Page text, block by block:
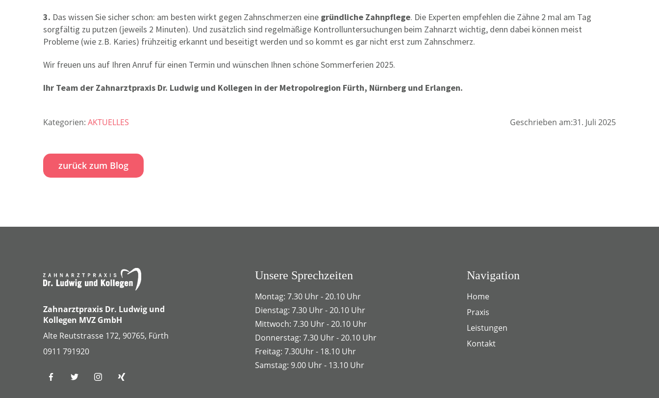
3. Das wissen Sie sicher schon: am besten wirkt gegen Zahnschmerzen eine gründliche Zahnpflege. Die Experten empfehlen die Zähne 2 mal am Tag
sorgfältig zu putzen (jeweils 2 Minuten). Und zusätzlich sind regelmäßige Kontrolluntersuchungen beim Zahnarzt wichtig, denn dabei können meist
Probleme (wie z.B. Karies) frühzeitig erkannt und beseitigt werden und so kommt es gar nicht erst zum Zahnschmerz.
Wir freuen uns auf Ihren Anruf für einen Termin und wünschen Ihnen schöne Sommerferien 2025.
Ihr Team der Zahnarztpraxis Dr. Ludwig und Kollegen in der Metropolregion Fürth, Nürnberg und Erlangen.
Kategorien: AKTUELLES Geschrieben am:31. Juli 2025
zurück zum Blog
Zahnarztpraxis Dr. Ludwig und
Kollegen MVZ GmbH
Alte Reutstrasse 172, 90765, Fürth
0911 791920
Unsere Sprechzeiten
Montag: 7.30 Uhr - 20.10 Uhr
Dienstag: 7.30 Uhr - 20.10 Uhr
Mittwoch: 7.30 Uhr - 20.10 Uhr
Donnerstag: 7.30 Uhr - 20.10 Uhr
Freitag: 7.30Uhr - 18.10 Uhr
Samstag: 9.00 Uhr - 13.10 Uhr
Navigation
Home
Praxis
Leistungen
Kontakt